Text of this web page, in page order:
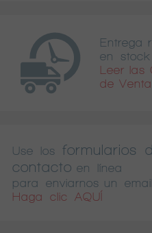
Entrega
en stock
Leer las
de Venta
Use los
formularios
contacto en línea
para enviarnos un email.
Haga clic AQUÍ